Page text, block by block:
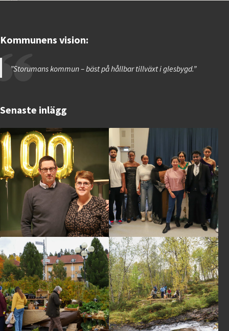
Kommunens vision:
”Storumans kommun – bäst på hållbar tillväxt i glesbygd.”
Senaste inlägg